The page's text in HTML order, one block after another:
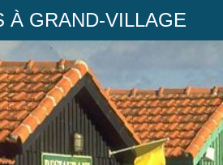
des Salines à Grand-Village
À GRAND-VILLAGE